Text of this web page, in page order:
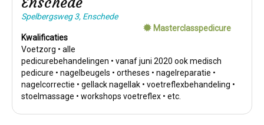
Masterclasspedicure
Spelbergsweg 3, Enschede
Kwalificaties
Voetzorg • alle
pedicurebehandelingen • vanaf juni 2020 ook medisch
pedicure • nagelbeugels • ortheses • nagelreparatie •
nagelcorrectie • gellack nagellak • voetreflexbehandeling •
stoelmassage • workshops voetreflex • etc.